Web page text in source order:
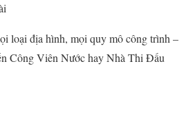
loại địa hình, mọi quy mô công trình –
Công Viên Nước hay Nhà Thi Đấu